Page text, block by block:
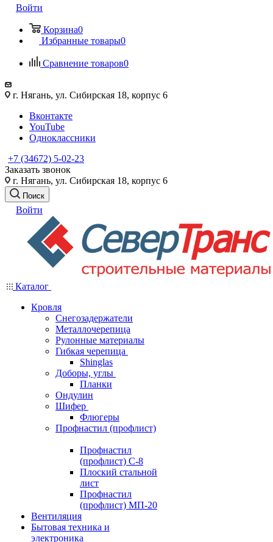
Войти
Корзина0
Избранные товары0
Сравнение товаров0
г. Нягань, ул. Сибирская 18, корпус 6
Вконтакте
YouTube
Одноклассники
+7 (34672) 5-02-23
Заказать звонок
г. Нягань, ул. Сибирская 18, корпус 6
Поиск
Войти
Каталог
Кровля
Снегозадержатели
Металлочерепица
Рулонные материалы
Гибкая черепица
Shinglas
Доборы, углы
Планки
Ондулин
Шифер
Флюгеры
Профнастил (профлист)
Профнастил
(профлист) С-8
Плоский стальной
лист
Профнастил
(профлист) МП-20
Вентиляция
Бытовая техника и
электроника